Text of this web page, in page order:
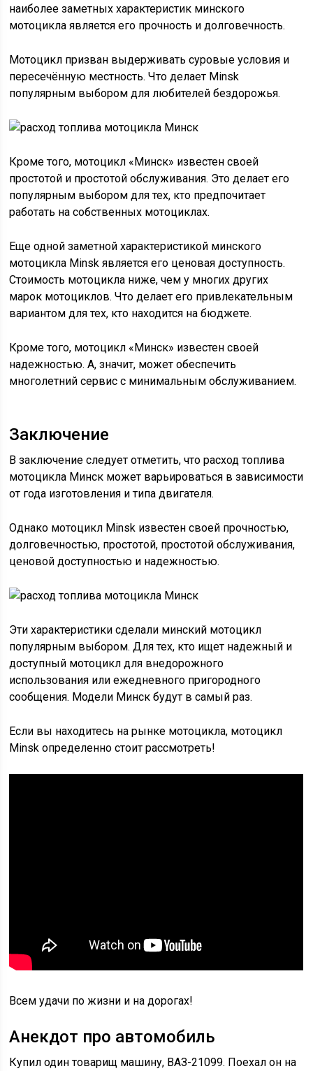
наиболее заметных характеристик минского
мотоцикла является его прочность и долговечность.
Мотоцикл призван выдерживать суровые условия и
пересечённую местность. Что делает Minsk
популярным выбором для любителей бездорожья.
Кроме того, мотоцикл «Минск» известен своей
простотой и простотой обслуживания. Это делает его
популярным выбором для тех, кто предпочитает
работать на собственных мотоциклах.
Еще одной заметной характеристикой минского
мотоцикла Minsk является его ценовая доступность.
Стоимость мотоцикла ниже, чем у многих других
марок мотоциклов. Что делает его привлекательным
вариантом для тех, кто находится на бюджете.
Кроме того, мотоцикл «Минск» известен своей
надежностью. А, значит, может обеспечить
многолетний сервис с минимальным обслуживанием.
Заключение
В заключение следует отметить, что расход топлива
мотоцикла Минск может варьироваться в зависимости
от года изготовления и типа двигателя.
Однако мотоцикл Minsk известен своей прочностью,
долговечностью, простотой, простотой обслуживания,
ценовой доступностью и надежностью.
Эти характеристики сделали минский мотоцикл
популярным выбором. Для тех, кто ищет надежный и
доступный мотоцикл для внедорожного
использования или ежедневного пригородного
сообщения. Модели Минск будут в самый раз.
Если вы находитесь на рынке мотоцикла, мотоцикл
Minsk определенно стоит рассмотреть!
Всем удачи по жизни и на дорогах!
Анекдот про автомобиль
Купил один товарищ машину, ВАЗ-21099. Поехал он на